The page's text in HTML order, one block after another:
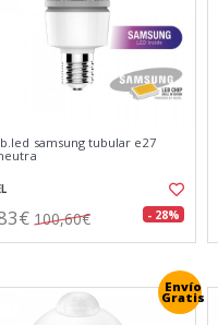
samsung tubular e27
100,60€ - 28%
Envío
Gratis